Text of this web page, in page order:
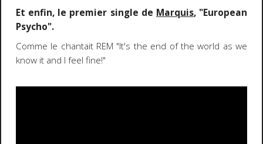
Et enfin, le premier single de Marquis, "European
Psycho".
Comme le chantait REM "It's the end of the world as we
know it and I feel fine!"